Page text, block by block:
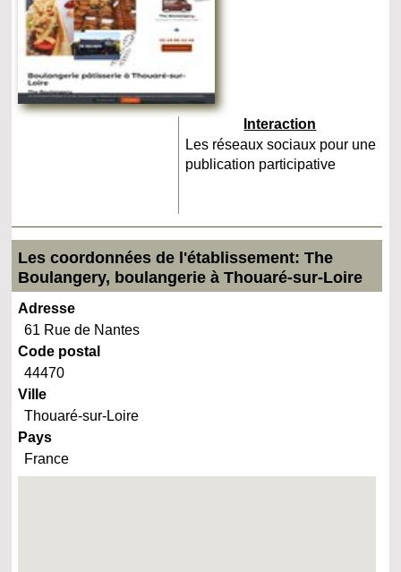
Interaction
Les réseaux sociaux pour une
publication participative
Les coordonnées de l'établissement: The
Boulangery, boulangerie à Thouaré-sur-Loire
Adresse
61 Rue de Nantes
Code postal
44470
Ville
Thouaré-sur-Loire
Pays
France